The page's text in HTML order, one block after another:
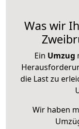
Was wir
Ein Umzug
die Last zu
Wir haben